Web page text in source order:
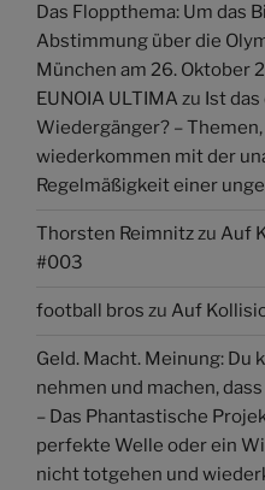
Das Floppthema: Um das
Abstimmung über die
München am 26. Oktober
EUNOIA ULTIMA zu Ist
Wiedergänger? –
wiederkommen mit der
Regelmäßigkeit einer
Thorsten Reimnitzzu Auf
#003
football bros zu Auf
Geld. Macht. Meinung: Du
nehmen und machen,
– Das Phantastische
perfekte Welle oder ein
nicht totgehen und